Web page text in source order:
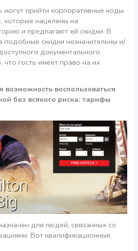
прийти корпоративные коды
которые нацелены на
и предлагают ей скидки. В
подобные скидки незначительны и/
документального
гость имеет право на их
возможность воспользоваться
без всякого риска: тарифы
для людей, связанных со
Вот квалификационные